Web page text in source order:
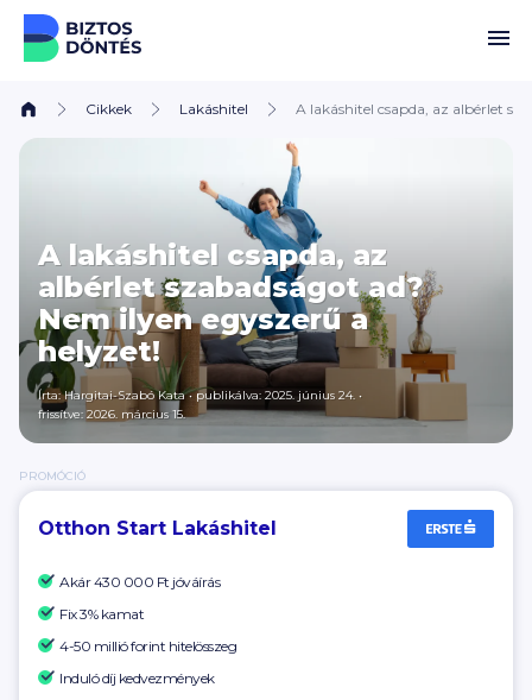
Ugrás a tartalomhoz
Cikkek Lakáshitel A lakáshitel csapda, az albérlet
A lakáshitel csapda, az
albérlet szabadságot ad?
Nem ilyen egyszerű a
helyzet!
Írta:Hargitai-Szabó Kata•publikálva: 2025. június 24. •
frissítve: 2026. március 15.
PROMÓCIÓ
Otthon Start Lakáshitel
Akár430 000 Ft jóváírás
Fix 3% kamat
4-50 millió forint hitelösszeg
Induló díj kedvezmények